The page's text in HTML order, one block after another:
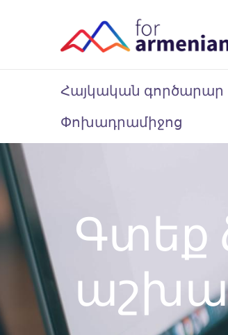
Հայկական գործարար
Փոխադրամիջոց
Գտեք